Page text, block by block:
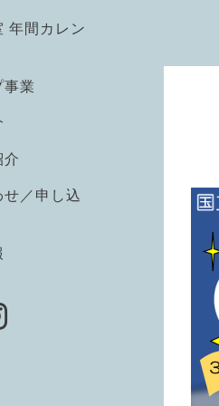
年間カレン
事業
介
せ／申し込